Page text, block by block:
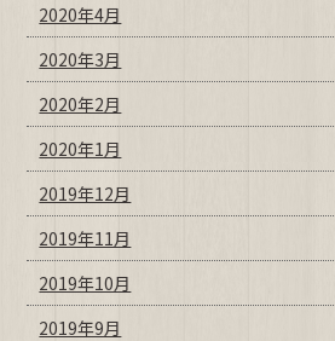
2020年4月
2020年3月
2020年2月
2020年1月
2019年12月
2019年11月
2019年10月
2019年9月